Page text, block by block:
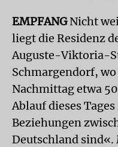
EMPFANGNicht
liegt die Residenz
Auguste-Viktoria-
Schmargendorf,
Nachmittag etwa
Ablauf dieses
Beziehungen
Deutschland